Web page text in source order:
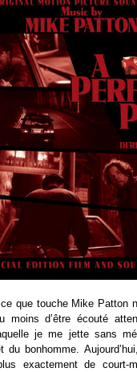
que touche Mike Patton
moins d’être écouté
je me jette sans
du bonhomme.
exactement de court-